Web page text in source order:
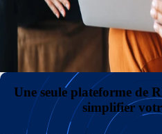
Une expérience supérieure
Une seule plateforme de
simplifier